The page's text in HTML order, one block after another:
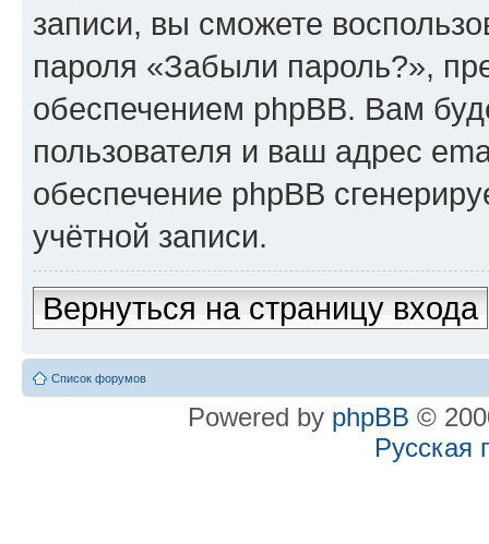
записи, вы сможете
пароля «Забыли пароль?»,
обеспечением phpBB. Вам
пользователя и ваш адрес
обеспечение phpBB
учётной записи.
Вернуться на страницу входа
Список форумов
Powered by phpBB ©
Русская